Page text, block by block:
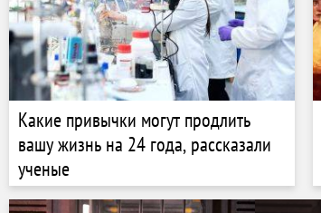
Какие привычки могут продлить
вашу жизнь на 24 года, рассказали
ученые